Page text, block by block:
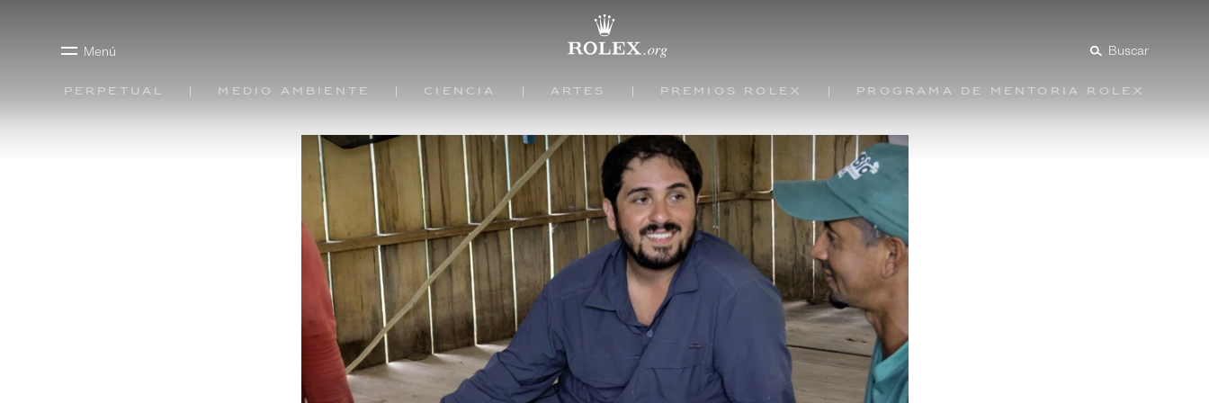
Menú Buscar
Perpetual Medio ambiente Ciencia Artes Premios Rolex Programa de mentoría Rolex